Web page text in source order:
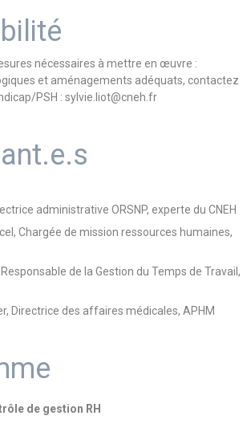
nécessaires à mettre en œuvre :
et aménagements adéquats, contactez
PSH : sylvie.liot@cneh.fr
administrative ORSNP, experte du CNEH
Chargée de mission ressources humaines,
de la Gestion du Temps de Travail,
Directrice des affaires médicales, APHM
de gestion RH